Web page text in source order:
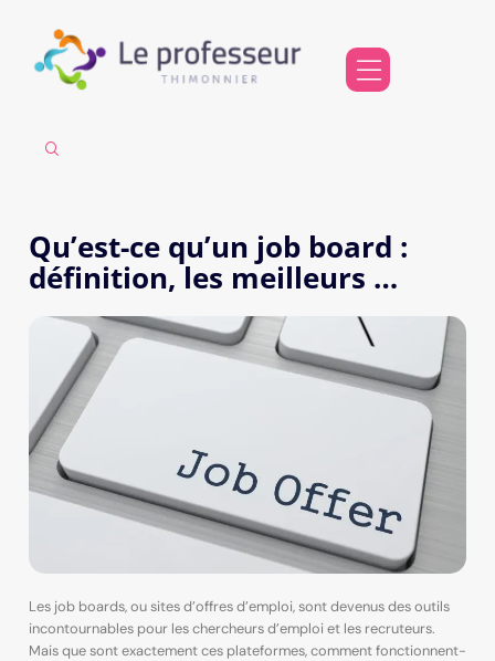
Qu’est-ce qu’un job board :
définition, les meilleurs …
Les job boards, ou sites d’offres d’emploi, sont devenus des outils
incontournables pour les chercheurs d’emploi et les recruteurs.
Mais que sont exactement ces plateformes, comment fonctionnent-